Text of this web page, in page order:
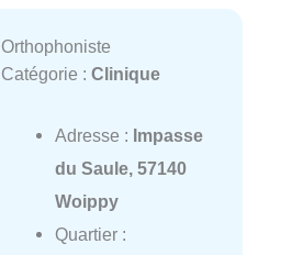
Orthophoniste
Catégorie : Clinique
Adresse : Impasse
du Saule, 57140
Woippy
Quartier :